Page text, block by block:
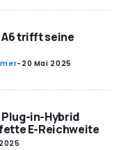
A6 trifft seine
- 20 Mai 2025
Plug-in-Hybrid
E-Reichweite